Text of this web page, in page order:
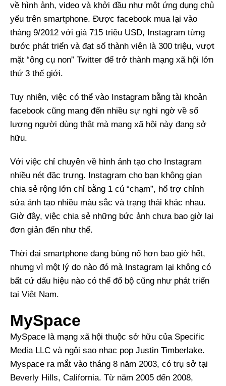
về hình ảnh, video và khởi đầu như một ứng dụng chủ
yếu trên smartphone. Được facebook mua lại vào
tháng 9/2012 với giá 715 triệu USD, Instagram từng
bước phát triển và đạt số thành viên là 300 triệu, vượt
mặt “ông cụ non” Twitter để trở thành mạng xã hội lớn
thứ 3 thế giới.
Tuy nhiên, việc có thể vào Instagram bằng tài khoản
facebook cũng mang đến nhiều sự nghi ngờ về số
lượng người dùng thật mà mạng xã hội này đang sở
hữu.
Với việc chỉ chuyên về hình ảnh tạo cho Instagram
nhiều nét đặc trưng. Instagram cho bạn không gian
chia sẻ rộng lớn chỉ bằng 1 cú “chạm”, hổ trợ chỉnh
sửa ảnh tạo nhiều màu sắc và trạng thái khác nhau.
Giờ đây, việc chia sẻ những bức ảnh chưa bao giờ lại
đơn giản đến như thế.
Thời đại smartphone đang bùng nổ hơn bao giờ hết,
nhưng vì một lý do nào đó mà Instagram lại không có
bất cứ dấu hiệu nào có thể đổ bộ cũng như phát triển
tại Việt Nam.
MySpace
MySpace là mạng xã hội thuộc sở hữu của Specific
Media LLC và ngôi sao nhạc pop Justin Timberlake.
Myspace ra mắt vào tháng 8 năm 2003, có trụ sở tại
Beverly Hills, California. Từ năm 2005 đến 2008,